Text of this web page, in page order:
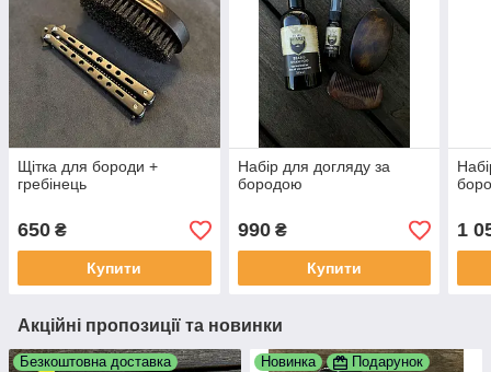
Щітка для бороди +
гребінець
650 ₴
Купити
Набір для догляду за
бородою
990₴
Купити
1
Акційні пропозиції та новинки
Безкоштовна доставка
Новинка Подарунок